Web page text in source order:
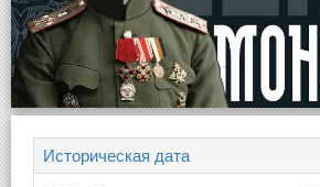
Историческая дата